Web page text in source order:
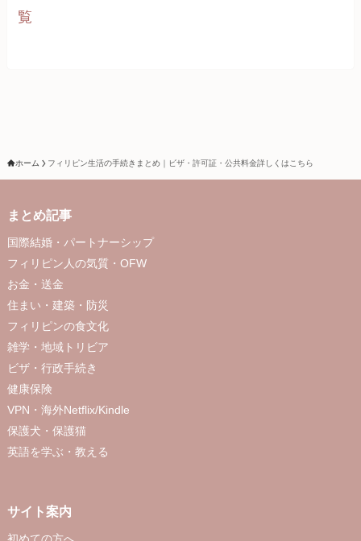
覧
ホーム フィリピン生活の手続きまとめ｜ビザ・許可証・公共料金詳しくはこちら
まとめ記事
国際結婚・パートナーシップ
フィリピン人の気質・OFW
お金・送金
住まい・建築・防災
フィリピンの食文化
雑学・地域トリビア
ビザ・行政手続き
健康保険
VPN・海外Netflix/Kindle
保護犬・保護猫
英語を学ぶ・教える
サイト案内
初めての方へ